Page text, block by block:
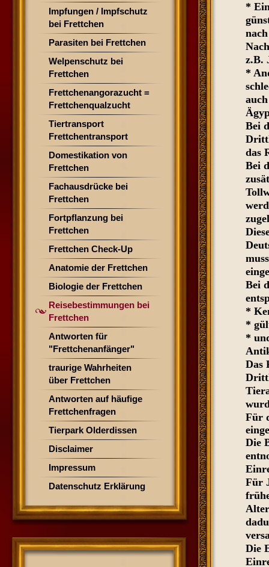
*
z.B.
*
Bei
das
Bei
Bei
*
*
*
Das
Für
Die
Für
Die
Impfungen / Impfschutz
bei Frettchen
Parasiten bei Frettchen
Welpenschutz bei
Frettchen
Frettchenangorazucht =
Frettchenqualzucht
Tiertransport
Frettchentransport
Domestikation von
Frettchen
Fachausdrücke bei
Frettchen
Fortpflanzung bei
Frettchen
Frettchen Check-Up
Anatomie der Frettchen
Biologie der Frettchen
Reisebestimmungen bei
Frettchen
Antworten für
"Frettchenanfänger"
traurige Wahrheiten
über Frettchen
Antworten auf häufige
Frettchenfragen
Tierpark Olderdissen
Disclaimer
Impressum
Datenschutz Erklärung